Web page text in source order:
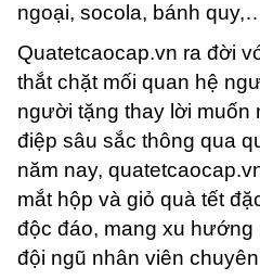
ngoại, socola, bánh
Quatetcaocap.vn ra đời
thắt chặt mối quan hệ
người tặng thay lời muốn
điệp sâu sắc thông qua
năm nay,
mắt hộp và giỏ quà tết
độc đáo, mang xu
đội ngũ nhân viên